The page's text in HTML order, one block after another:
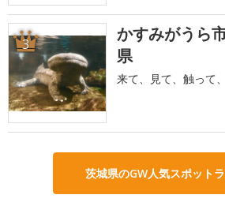
3
かすみがうら
県
来て、見て、触って
茨城県のGW人気スポット